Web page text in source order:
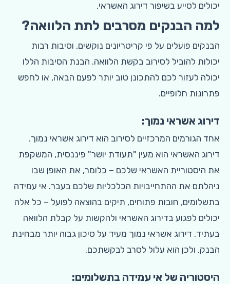
יכולים לסייע בשיפור דירוג האשראי.
למה הבנקים מסרבים לתת הלוואה?
הבנקים פועלים על פי קריטריונים נוקשים, וסיבות רבות
יכולות להוביל לסירוב בקשת הלוואה. הבנת הסיבות הללו
יכולה לעזור לכם להתכונן טוב יותר לפעם הבאה, או לחפש
פתרונות חלופיים.
דירוג אשראי נמוך:
אחד הגורמים המרכזיים לסירוב הוא דירוג אשראי נמוך.
דירוג האשראי הוא מעין "תעודת יושר" פיננסית, המשקפת
את היסטוריית האשראי שלכם – כלומר, את האופן שבו
ניהלתם את ההתחייבויות הכלכליות שלכם בעבר. אי עמידה
בתשלומים, חובות פתוחים, תיקים בהוצאה לפועל – כל אלה
יכולים לפגוע בדירוג האשראי ולהקשות על קבלת הלוואה
בעתיד. דירוג אשראי נמוך מעיד על סיכון גבוה יותר מבחינת
הבנק, ולכן הוא עלול לסרב לבקשתכם.
היסטוריה של אי עמידה בתשלומים: